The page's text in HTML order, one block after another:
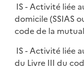
IS - Activité liée
domicile (SSIAS
code de la
IS - Activité liée
du Livre III du